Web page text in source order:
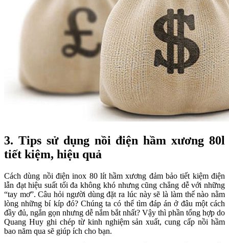
3. Tips sử dụng nồi điện hầm xương 80l
tiết kiệm, hiệu quả
Cách dùng nồi điện inox 80 lít hầm xương đảm bảo tiết kiệm điện
lẫn đạt hiệu suất tối đa không khó nhưng cũng chẳng dễ với những
“tay mơ”. Câu hỏi người dùng đặt ra lúc này sẽ là làm thế nào nằm
lòng những bí kíp đó? Chúng ta có thể tìm đáp án ở đâu một cách
đầy đủ, ngắn gọn nhưng dễ nắm bắt nhất? Vậy thì phần tổng hợp do
Quang Huy ghi chép từ kinh nghiệm sản xuất, cung cấp nồi hầm
bao năm qua sẽ giúp ích cho bạn.